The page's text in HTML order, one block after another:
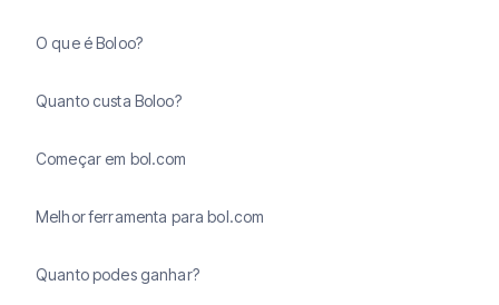
O que é Boloo?
Quanto custa Boloo?
Começar em bol.com
Melhor ferramenta para bol.com
Quanto podes ganhar?